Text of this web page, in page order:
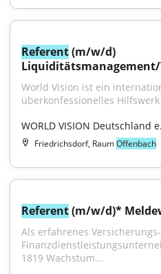
Referent (m/w/d)
World Vision ist ein
überkonfessionelles
WORLD VISION Deutschland
Friedrichsdorf, RaumOffenbach
Referent (m/w/d)*
Als erfahrenes
1819 Wachstum...